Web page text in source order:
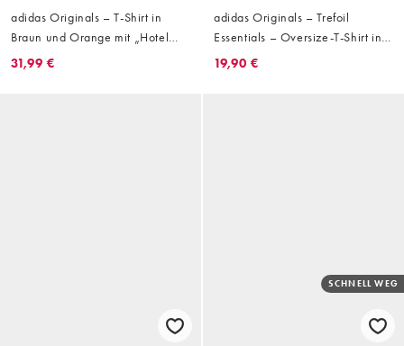
adidas Originals – T-Shirt in
Braun und Orange mit „Hotel
Key“-Print
31,99 €
adidas Originals – Trefoil
Essentials – Oversize-T-Shirt in
Schwarz
19,90 €
SCHNELL WEG